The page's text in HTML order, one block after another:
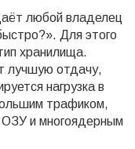
любой владелец
Для этого
хранилища.
лучшую отдачу,
нагрузка в
трафиком,
и многоядерным